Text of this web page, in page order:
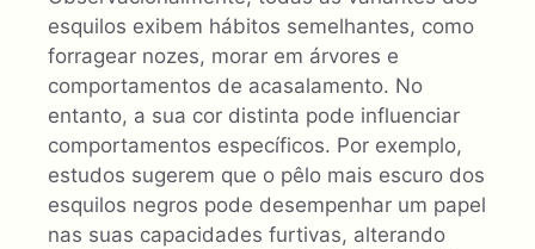
esquilos exibem hábitos semelhantes, como
forragear nozes, morar em árvores e
comportamentos de acasalamento. No
entanto, a sua cor distinta pode influenciar
comportamentos específicos. Por exemplo,
estudos sugerem que o pêlo mais escuro dos
esquilos negros pode desempenhar um papel
nas suas capacidades furtivas, alterando